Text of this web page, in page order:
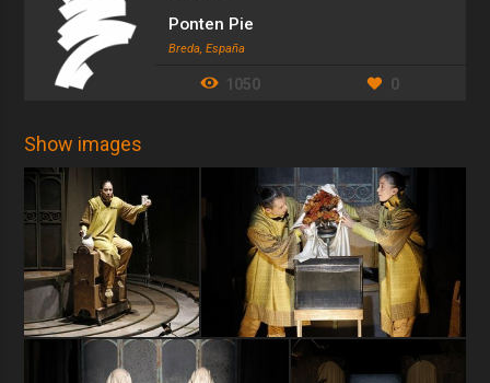
aplicaciones escenográficas del agua y unas grandes dosis de
poesía, son los ingredientes de un espectáculo con una dramaturgia
potente y con un carácter sensorial y visual. Aquí, el teatro gestual y
de manipulación de objetos, sirve para explicar una historia sin
necesidad de palabras.
Ponten Pie
Breda, España
1050 0
Show images